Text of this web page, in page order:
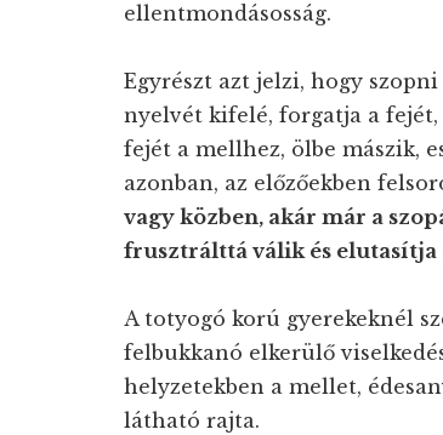
ellentmondásosság.
Egyrészt azt jelzi, hogy
nyelvét kifelé, forgatja a fejét,
fejét a mellhez, ölbe mászik,
azonban, az előzőekben
vagy közben, akár már a
frusztrálttá válik és elutasítja
A totyogó korú gyerekeknél
felbukkanó elkerülő
helyzetekben a mellet,
látható rajta.